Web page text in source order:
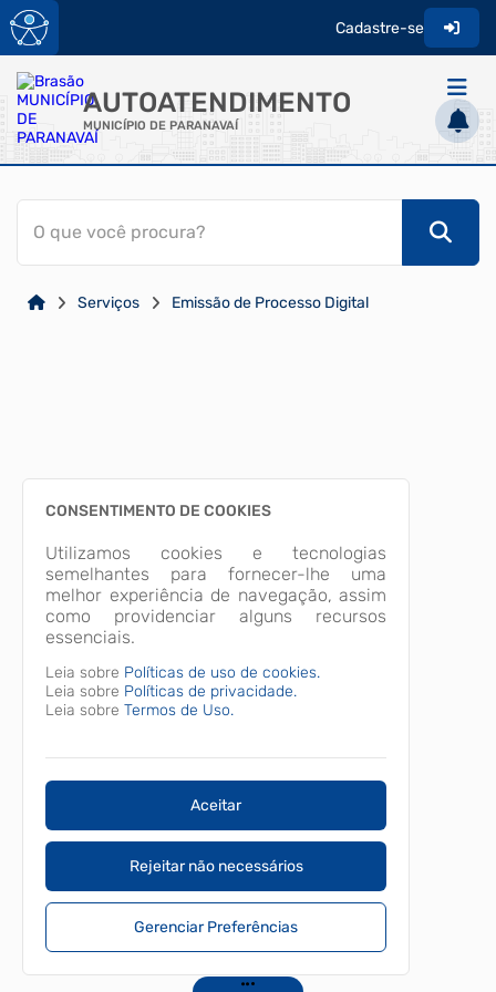
Cadastre-se
AUTOATENDIMENTO
MUNICÍPIO DE PARANAVAÍ
ACESSO RÁPIDO
Acessibilidade
Transparência
O que você procura?
Serviços Emissão de Processo Digital
CONSENTIMENTO DE COOKIES
Utilizamos cookies e tecnologias
semelhantes para fornecer-lhe uma
melhor experiência de navegação, assim
como providenciar alguns recursos
essenciais.
Leia sobre Políticas de uso de cookies.
Leia sobre Políticas de privacidade.
Leia sobre Termos de Uso.
Aceitar
Rejeitar não necessários
Gerenciar Preferências